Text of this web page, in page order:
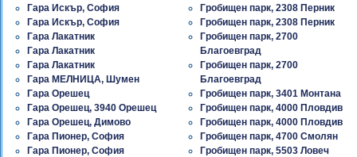
Гара Искър, София
Гара Искър, София
Гара Лакатник
Гара Лакатник
Гара Лакатник
Гара МЕЛНИЦА, Шумен
Гара Орешец
Гара Орешец, 3940 Орешец
Гара Орешец, Димово
Гара Пионер, София
Гара Пионер, София
Гробищен парк, 2308 Перник
Гробищен парк, 2308 Перник
Гробищен парк, 2700
Благоевград
Гробищен парк, 2700
Благоевград
Гробищен парк, 3401 Монтана
Гробищен парк, 4000 Пловдив
Гробищен парк, 4000 Пловдив
Гробищен парк, 4700 Смолян
Гробищен парк, 5503 Ловеч